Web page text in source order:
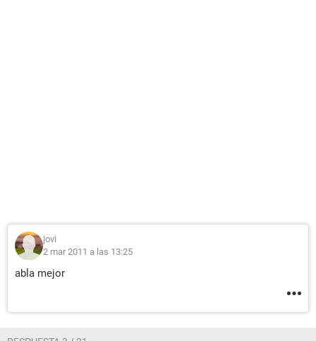
jovi
2 mar 2011 a las 13:25
abla mejor